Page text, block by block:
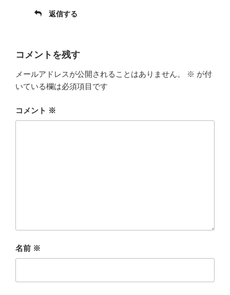
返信する
コメントを残す
メールアドレスが公開されることはありません。 ※ が付
いている欄は必須項目です
コメント ※
名前 ※